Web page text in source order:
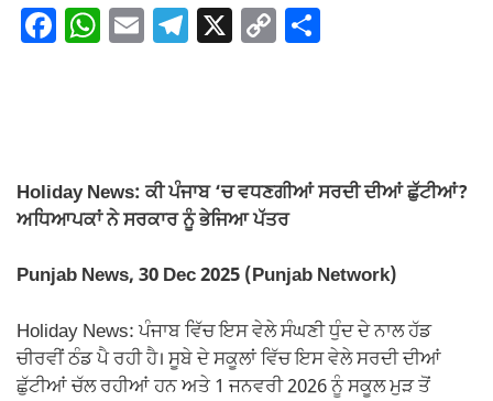
F
o
o
k
W
p
p
E T
m
X C
n
k
Holiday News: ਕੀ ਪੰਜਾਬ ‘ਚ ਵਧਣਗੀਆਂ ਸਰਦੀ ਦੀਆਂ ਛੁੱਟੀਆਂ?
ਅਧਿਆਪਕਾਂ ਨੇ ਸਰਕਾਰ ਨੂੰ ਭੇਜਿਆ ਪੱਤਰ
Punjab News, 30 Dec 2025 (Punjab Network)
Holiday News: ਪੰਜਾਬ ਵਿੱਚ ਇਸ ਵੇਲੇ ਸੰਘਣੀ ਧੁੰਦ ਦੇ ਨਾਲ ਹੱਡ
ਚੀਰਵੀਂ ਠੰਡ ਪੈ ਰਹੀ ਹੈ। ਸੂਬੇ ਦੇ ਸਕੂਲਾਂ ਵਿੱਚ ਇਸ ਵੇਲੇ ਸਰਦੀ ਦੀਆਂ
ਛੁੱਟੀਆਂ ਚੱਲ ਰਹੀਆਂ ਹਨ ਅਤੇ 1 ਜਨਵਰੀ 2026 ਨੂੰ ਸਕੂਲ ਮੁੜ ਤੋਂ